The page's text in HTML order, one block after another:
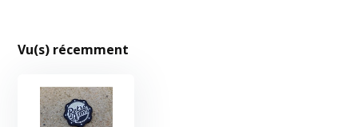
Vu(s) récemment